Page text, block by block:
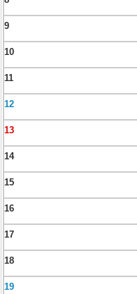
9
10
11
12
13
14
15
16
17
18
19